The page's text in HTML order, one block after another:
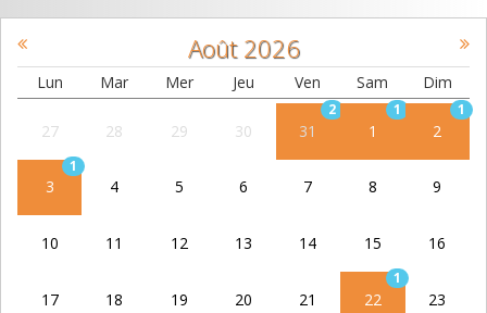
Août 2026
Lun Mar Mer Jeu Ven Sam Dim
27 28 29 30 31
2
1
1
2
1
3
1
4 5 6 7 8 9
10 11 12 13 14 15 16
17 18 19 20 21 22
1
23